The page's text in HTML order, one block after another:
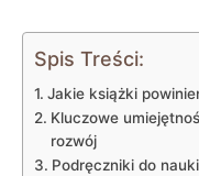
Spis Treści:
Jakie ⁢książki
Kluczowe
rozwój
Podręczniki do